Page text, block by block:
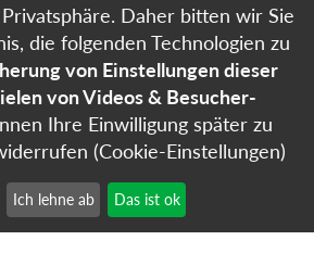
Verlagsvereins, der
Verlag Bücher und Medien
Daher bitten wir Sie
die folgenden Technologien zu
von Einstellungen dieser
von Videos & Besucher-
Ihre Einwilligung später zu
(Cookie-Einstellungen)
Ich lehne ab Das ist ok